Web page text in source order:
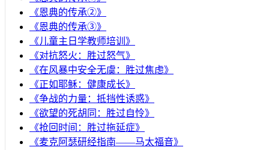
《恩典的传承②》
《恩典的传承③》
《儿童主日学教师培训》
《对抗怒火：胜过怒气》
《在风暴中安全无虞：胜过焦虑》
《正如耶稣：健康成长》
《争战的力量：抵挡性诱惑》
《欲望的死胡同：胜过自怜》
《抢回时间：胜过拖延症》
《麦克阿瑟研经指南——马太福音》